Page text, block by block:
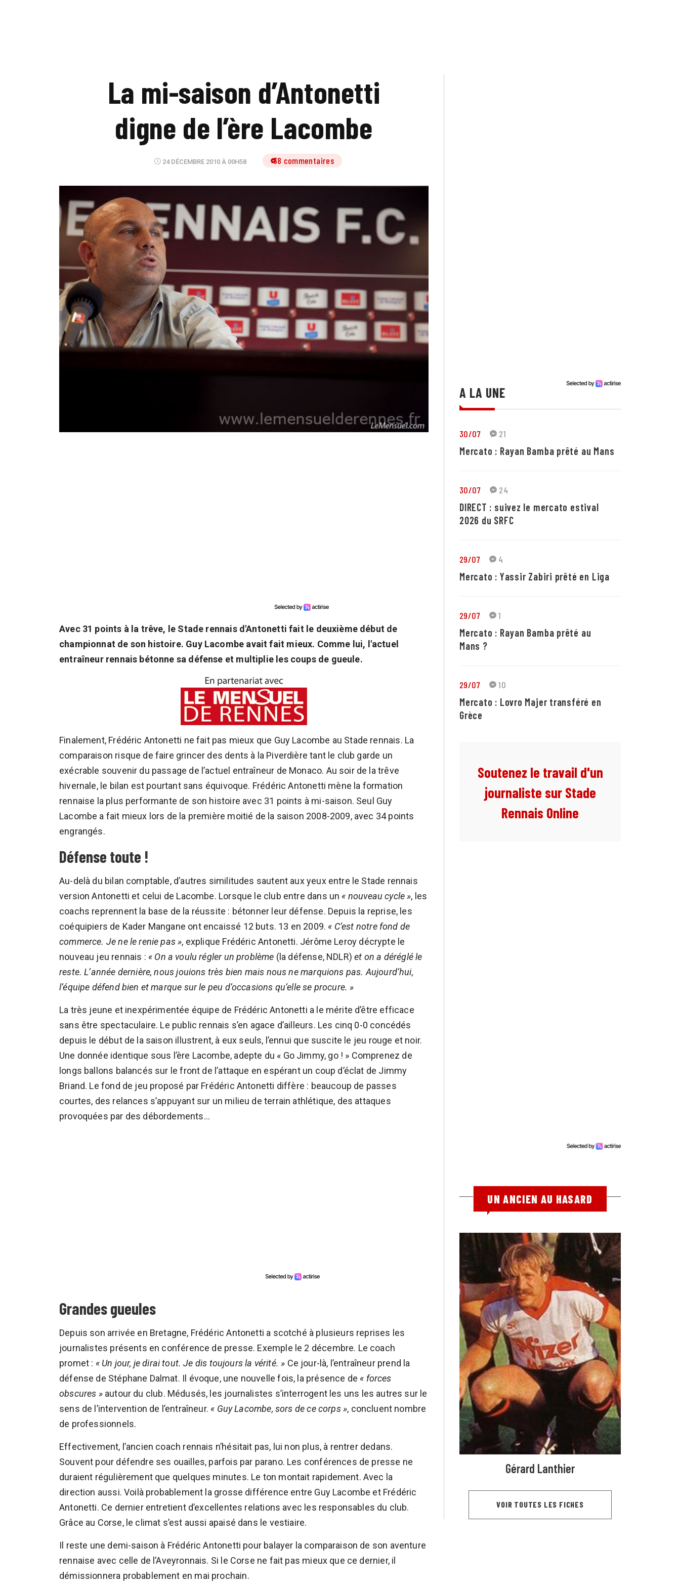
La mi-saison d’Antonetti
digne de l’ère Lacombe
24 DÉCEMBRE 2010 À 00H58 38 commentaires
Avec 31 points à la trêve, le Stade rennais d'Antonetti fait le deuxième début de
championnat de son histoire. Guy Lacombe avait fait mieux. Comme lui, l'actuel
entraîneur rennais bétonne sa défense et multiplie les coups de gueule.
Finalement, Frédéric Antonetti ne fait pas mieux que Guy Lacombe au Stade rennais. La
comparaison risque de faire grincer des dents à la Piverdière tant le club garde un
exécrable souvenir du passage de l’actuel entraîneur de Monaco. Au soir de la trêve
hivernale, le bilan est pourtant sans équivoque. Frédéric Antonetti mène la formation
rennaise la plus performante de son histoire avec 31 points à mi-saison. Seul Guy
Lacombe a fait mieux lors de la première moitié de la saison 2008-2009, avec 34 points
engrangés.
Défense toute !
Au-delà du bilan comptable, d’autres similitudes sautent aux yeux entre le Stade rennais
version Antonetti et celui de Lacombe. Lorsque le club entre dans un « nouveau cycle », les
coachs reprennent la base de la réussite : bétonner leur défense. Depuis la reprise, les
coéquipiers de Kader Mangane ont encaissé 12 buts. 13 en 2009. « C’est notre fond de
commerce. Je ne le renie pas », explique Frédéric Antonetti. Jérôme Leroy décrypte le
nouveau jeu rennais : « On a voulu régler un problème (la défense, NDLR)et on a déréglé le
reste. L’année dernière, nous jouions très bien mais nous ne marquions pas. Aujourd’hui,
l’équipe défend bien et marque sur le peu d’occasions qu’elle se procure. »
La très jeune et inexpérimentée équipe de Frédéric Antonetti a le mérite d’être efficace
sans être spectaculaire. Le public rennais s’en agace d’ailleurs. Les cinq 0-0 concédés
depuis le début de la saison illustrent, à eux seuls, l’ennui que suscite le jeu rouge et noir.
Une donnée identique sous l’ère Lacombe, adepte du « Go Jimmy, go ! » Comprenez de
longs ballons balancés sur le front de l’attaque en espérant un coup d’éclat de Jimmy
Briand. Le fond de jeu proposé par Frédéric Antonetti diffère : beaucoup de passes
courtes, des relances s’appuyant sur un milieu de terrain athlétique, des attaques
provoquées par des débordements…
Grandes gueules
Depuis son arrivée en Bretagne, Frédéric Antonetti a scotché à plusieurs reprises les
journalistes présents en conférence de presse. Exemple le 2 décembre. Le coach
promet : « Un jour, je dirai tout. Je dis toujours la vérité. » Ce jour-là, l’entraîneur prend la
défense de Stéphane Dalmat. Il évoque, une nouvelle fois, la présence de « forces
obscures »autour du club. Médusés, les journalistes s’interrogent les uns les autres sur le
sens de l’intervention de l’entraîneur. « Guy Lacombe, sors de ce corps », concluent nombre
de professionnels.
Effectivement, l’ancien coach rennais n’hésitait pas, lui non plus, à rentrer dedans.
Souvent pour défendre ses ouailles, parfois par parano. Les conférences de presse ne
duraient régulièrement que quelques minutes. Le ton montait rapidement. Avec la
direction aussi. Voilà probablement la grosse différence entre Guy Lacombe et Frédéric
Antonetti. Ce dernier entretient d’excellentes relations avec les responsables du club.
Grâce au Corse, le climat s’est aussi apaisé dans le vestiaire.
Il reste une demi-saison à Frédéric Antonetti pour balayer la comparaison de son aventure
rennaise avec celle de l’Aveyronnais. Si le Corse ne fait pas mieux que ce dernier, il
démissionnera probablement en mai prochain.
A LA UNE
30/07 21
Mercato : Rayan Bamba prêté au Mans
30/07 24
DIRECT : suivez le mercato estival
2026 du SRFC
29/07 4
Mercato : Yassir Zabiri prêté en Liga
29/07 1
Mercato : Rayan Bamba prêté au
Mans ?
29/07 10
Mercato : Lovro Majer transféré en
Grèce
Soutenez le travail d'un
journaliste sur Stade
Rennais Online
UN ANCIEN AU HASARD
Gérard Lanthier
VOIR TOUTES LES FICHES